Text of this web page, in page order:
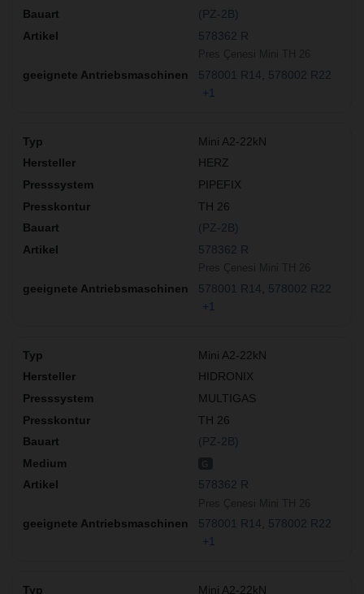
(PZ-2B)
578362 R
578001 R14
578002 R22
+1
Mini A2-22kN
HERZ
PIPEFIX
TH 26
(PZ-2B)
578362 R
578001 R14
578002 R22
+1
Mini A2-22kN
HIDRONIX
MULTIGAS
TH 26
(PZ-2B)
578362 R
578001 R14
578002 R22
+1
Mini A2-22kN